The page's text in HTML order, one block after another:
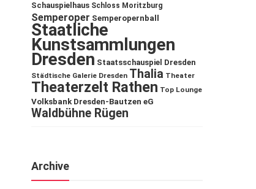
Schauspielhaus Schloss Moritzburg
Semperoper Semperopernball
Staatliche
Kunstsammlungen
Dresden Staatsschauspiel Dresden
Städtische Galerie Dresden Thalia Theater
Theaterzelt Rathen Top Lounge
Volksbank Dresden-Bautzen eG
Waldbühne Rügen
Archive